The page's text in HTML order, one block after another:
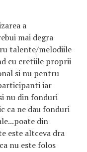
a
mai degra
talente/melodiile
cu cretiile proprii
si nu pentru
iar
nu din fonduri
ca ne dau fonduri
din
este altceva dra
nu este folos